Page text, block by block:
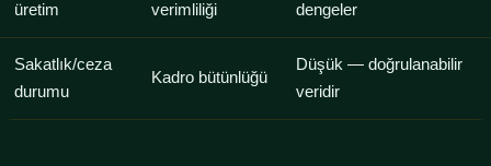
üretim
verimliliği
dengeler
Sakatlık/ceza
durumu
Kadro bütünlüğü
Düşük — doğrulanabilir
veridir